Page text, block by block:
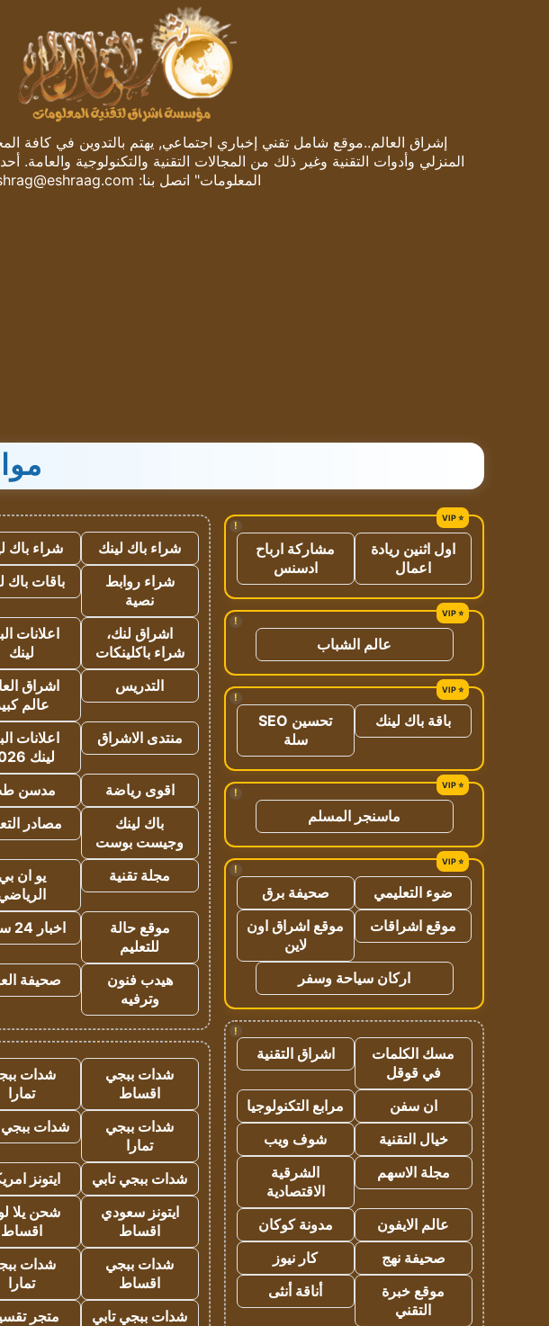
إشراق العالم..موقع شامل تقني إخباري اجتماعي, يهتم بالتدوين في كافة
المنزلي وأدوات التقنية وغير ذلك من المجالات التقنية والتكنولوجية والعامة.
المعلومات" اتصل بنا:
!
اول اثنين ريادة
اعمال
مشاركة ارباح
ادسنس
!
عالم الشباب
!
باقة باك لينك
تحسين SEO
سلة
!
ماسنجر المسلم
!
ضوء التعليمي
صحيفة برق
موقع اشراقات
موقع اشراق اون
لاين
اركان سياحة وسفر
!
مسك الكلمات
في قوقل
اشراق التقنية
ان سفن
مرابع التكنولوجيا
خيال التقنية
شوف ويب
مجلة الاسهم
الشرقية
الاقتصادية
عالم الايفون
مدونة كوكان
صحيفة نهج
كار نيوز
موقع خبرة
التقني
أناقة أنثى
شراء باك لينك
شراء باك
شراء روابط
نصية
باقات باك
اشراق لنك،
شراء باكلينكات
اعلانات
لينك
التدريس
اشراق
عالم
منتدى الاشراق
اعلانات
لينك 2026
اقوى رياضة
مدسن
باك لينك
وجيست بوست
مصادر
مجلة تقنية
يو ان بي
موقع حالة
للتعليم
اخبار 24 ساعة
هيدب فنون
وترفيه
صحيفة
شدات ببجي
اقساط
شدات
تمارا
شدات ببجي
تمارا
شدات ببجي
شدات ببجي تابي
ايتونز
ايتونز سعودي
اقساط
شحن يلا
اقساط
شدات ببجي
اقساط
شدات
تمارا
شدات ببجي تابي
متجر